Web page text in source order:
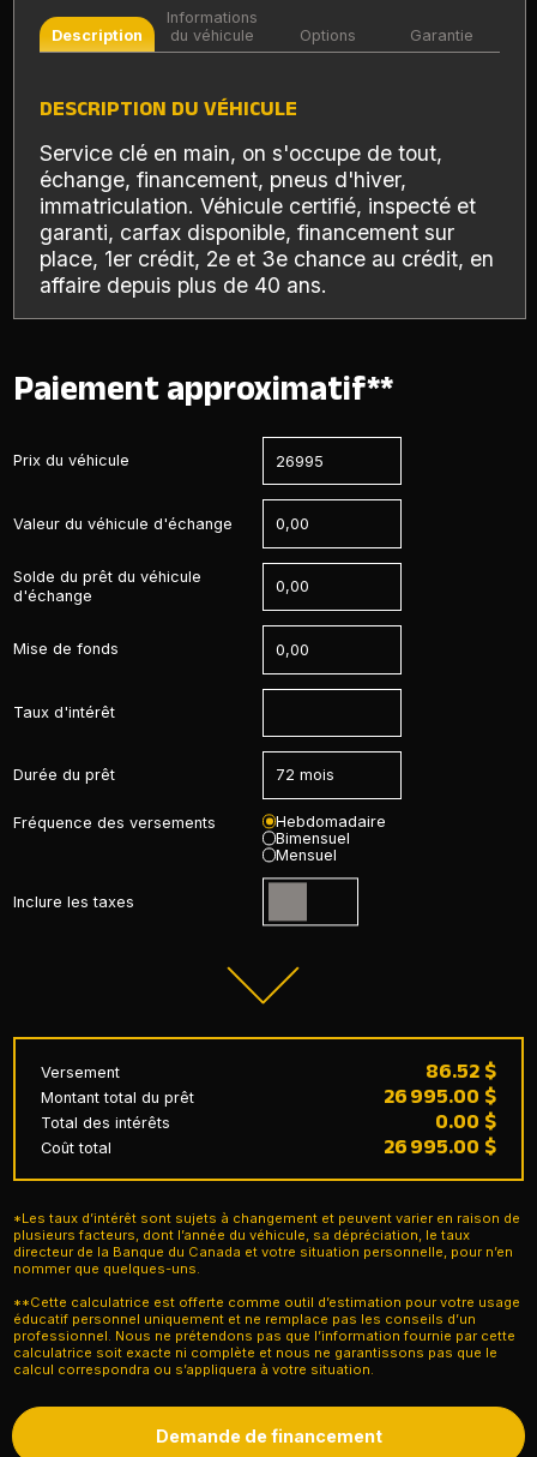
Description
Informations
du véhicule
Options Garantie
DESCRIPTION DU VÉHICULE
Service clé en main, on s'occupe de tout,
échange, financement, pneus d'hiver,
immatriculation. Véhicule certifié, inspecté et
garanti, carfax disponible, financement sur
place, 1er crédit, 2e et 3e chance au crédit, en
affaire depuis plus de 40 ans.
Paiement approximatif**
Prix du véhicule
Valeur du véhicule d'échange
Solde du prêt du véhicule
d'échange
Mise de fonds
Taux d'intérêt
Durée du prêt
Fréquence des versements
Hebdomadaire
Bimensuel
Mensuel
Inclure les taxes
Versement 86.52 $
Montant total du prêt 26 995.00 $
Total des intérêts 0.00 $
Coût total 26 995.00 $
Demande de financement